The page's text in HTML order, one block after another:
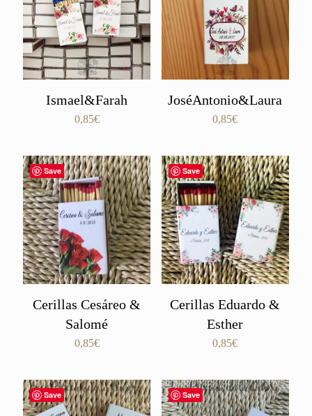
Ismael&Farah
0,85€
JoséAntonio&Laura
0,85€
Save
Cerillas Cesáreo &
Salomé
0,85€
Save
Cerillas Eduardo &
Esther
0,85€
Save Save